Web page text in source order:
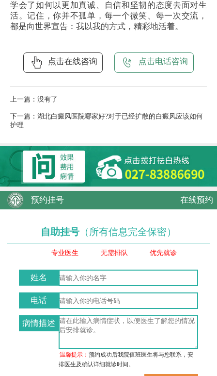
学会了如何以更加真诚、自信和坚韧的态度去面对生
活。记住，你并不孤单，每一个微笑、每一次交流，
都是向世界宣告：我以我的方式，精彩地活着。
点击在线咨询 点击电话咨询
上一篇：没有了
下一篇： 湖北白癜风医院哪家好?对于已经扩散的白癜风应该如何
护理
预约挂号 在线预约
自助挂号 （所有信息完全保密）
专业医生 无需排队 优先就诊
姓名
电话
病情描述
温馨提示：预约成功后我院值班医生将与您联系，安
排医生及确认详细就诊时间。